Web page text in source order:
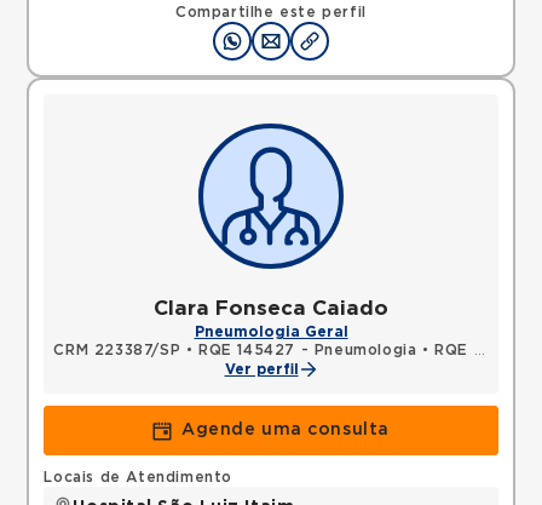
Compartilhe este perfil
Clara Fonseca Caiado
Pneumologia Geral
CRM 223387/SP • RQE 145427 - Pneumologia •
RQE 145428 - Clínica médica
Ver perfil
Agende uma consulta
Locais de Atendimento